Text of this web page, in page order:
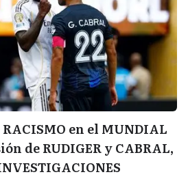
RACISMO en el MUNDIAL
de RUDIGER y CABRAL,